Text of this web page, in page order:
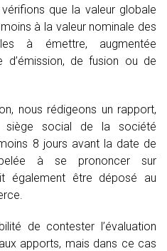
que la valeur globale
à la valeur nominale des
à émettre, augmentée
d’émission, de fusion ou de
nous rédigeons un rapport,
social de la société
8 jours avant la date de
à se prononcer sur
également être déposé au
de contester l’évaluation
apports, mais dans ce cas